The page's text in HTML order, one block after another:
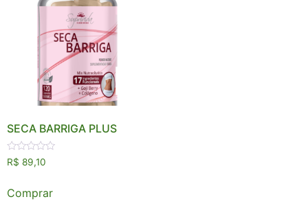
SECA BARRIGA PLUS
Avaliação
0
R$ 89,10
Comprar